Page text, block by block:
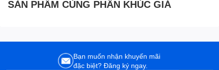
SẢN PHẨM CÙNG PHÂN KHÚC GIÁ
Bạn muốn nhận khuyến mãi
đặc biệt? Đăng ký ngay.